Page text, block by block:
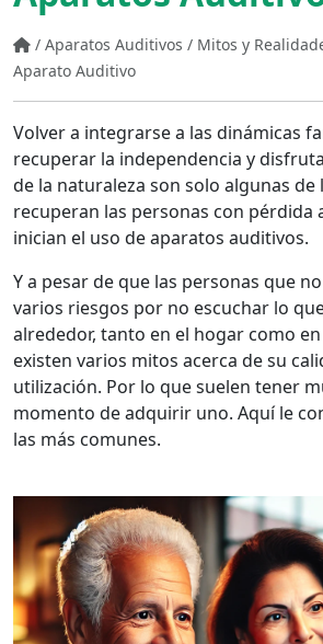
/ Aparatos Auditivos / Mitos y
Aparato Auditivo
Volver a integrarse a las dinámicas
recuperar la independencia y
de la naturaleza son solo algunas de
recuperan las personas con pérdida
inician el uso de aparatos auditivos.
Y a pesar de que las personas que
varios riesgos por no escuchar lo
alrededor, tanto en el hogar como
existen varios mitos acerca de su
utilización. Por lo que suelen tener
momento de adquirir uno. Aquí le
las más comunes.